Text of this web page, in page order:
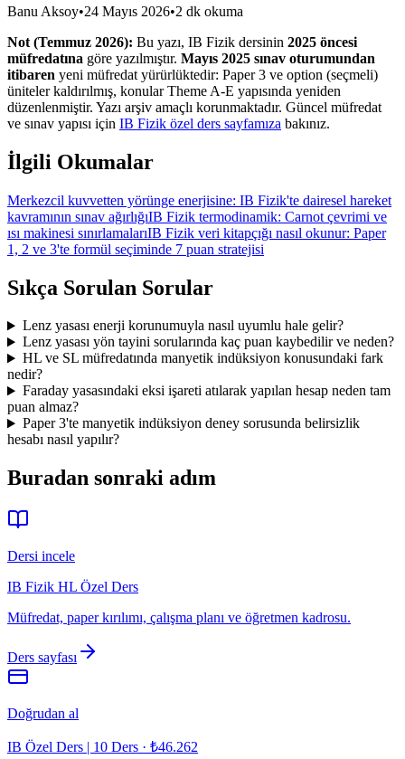
Banu Aksoy•24 Mayıs 2026•2 dk okuma
Not (Temmuz 2026): Bu yazı, IB Fizik dersinin 2025 öncesi
müfredatına göre yazılmıştır. Mayıs 2025 sınav oturumundan
itibaren yeni müfredat yürürlüktedir: Paper 3 ve option (seçmeli)
üniteler kaldırılmış, konular Theme A-E yapısında yeniden
düzenlenmiştir. Yazı arşiv amaçlı korunmaktadır. Güncel müfredat
ve sınav yapısı için IB Fizik özel ders sayfamıza bakınız.
İlgili Okumalar
Merkezcil kuvvetten yörünge enerjisine: IB Fizik'te dairesel hareket
kavramının sınav ağırlığıIB Fizik termodinamik: Carnot çevrimi ve
ısı makinesi sınırlamalarıIB Fizik veri kitapçığı nasıl okunur: Paper
1, 2 ve 3'te formül seçiminde 7 puan stratejisi
Sıkça Sorulan Sorular
Lenz yasası enerji korunumuyla nasıl uyumlu hale gelir?
Lenz yasası yön tayini sorularında kaç puan kaybedilir ve neden?
HL ve SL müfredatında manyetik indüksiyon konusundaki fark
nedir?
Faraday yasasındaki eksi işareti atılarak yapılan hesap neden tam
puan almaz?
Paper 3'te manyetik indüksiyon deney sorusunda belirsizlik
hesabı nasıl yapılır?
Buradan sonraki adım
Dersi incele
IB Fizik HL Özel Ders
Müfredat, paper kırılımı, çalışma planı ve öğretmen kadrosu.
Ders sayfası
Doğrudan al
IB Özel Ders | 10 Ders · ₺46.262